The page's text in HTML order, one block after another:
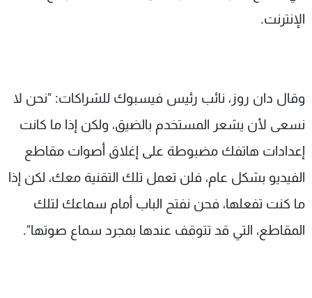
الإنترنت.
وقال دان روز، نائب رئيس فيسبوك للشراكات: "نحن لا
نسعى لأن يشعر المستخدم بالضيق، ولكن إذا ما كانت
إعدادات هاتفك مضبوطة على إغلاق أصوات مقاطع
الفيديو بشكل عام، فلن تعمل تلك التقنية معك، لكن إذا
ما كنت تفعلها، فحن نفتح الباب أمام سماعك لتلك
المقاطع، التي قد تتوقف عندها بمجرد سماع صوتها".